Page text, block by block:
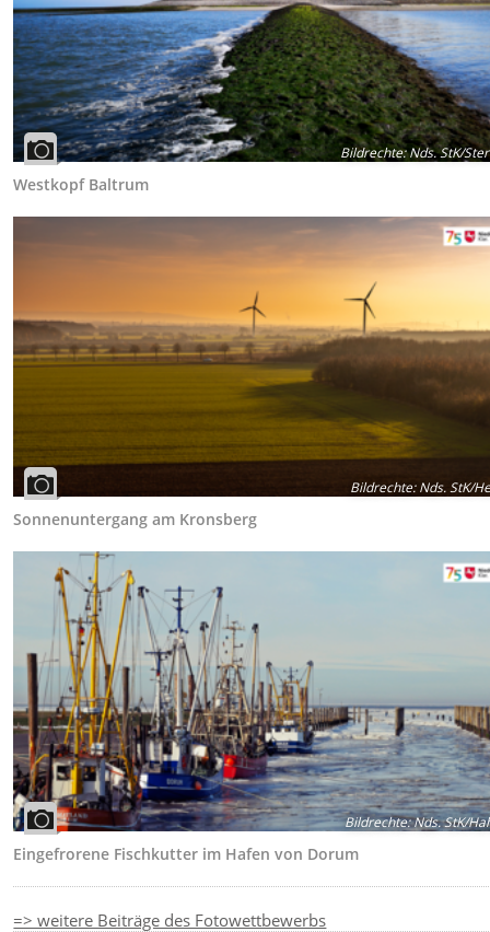
Bildrechte:Nds. StK/
Westkopf Baltrum
Bildrechte:Nds. StK/
Sonnenuntergang am Kronsberg
Bildrechte:Nds. StK/
Eingefrorene Fischkutter im Hafen von Dorum
=> weitere Beiträge des Fotowettbewerbs